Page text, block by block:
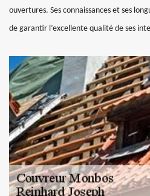
ouvertures. Ses connaissances et ses
de garantir l’excellente qualité de ses